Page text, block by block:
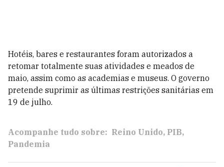
Hotéis, bares e restaurantes foram autorizados a
retomar totalmente suas atividades e meados de
maio, assim como as academias e museus. O governo
pretende suprimir as últimas restrições sanitárias em
19 de julho.
Acompanhe tudo sobre: Reino Unido PIB
Pandemia